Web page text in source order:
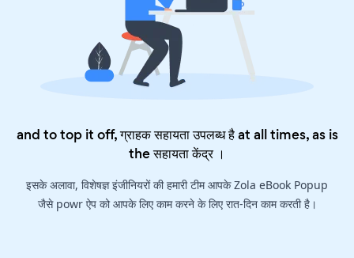
and to top it off, ग्राहक सहायता उपलब्ध है at all times, as is
theसहायता केंद्र।
इसके अलावा, विशेषज्ञ इंजीनियरों की हमारी टीम आपके Zola eBook Popup
जैसे powr ऐप को आपके लिए काम करने के लिए रात-दिन काम करती है।